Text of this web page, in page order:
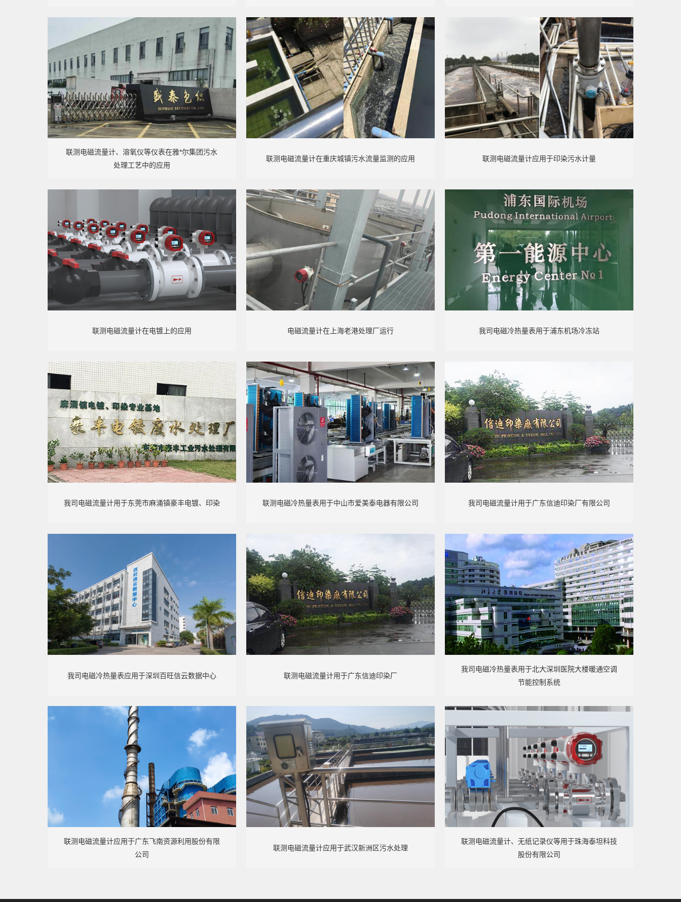
联测电磁流量计、溶氧仪等仪表在雅*尔集团污水
处理工艺中的应用
联测电磁流量计在重庆城镇污水流量监测的应用 联测电磁流量计应用于印染污水计量
联测电磁流量计在电镀上的应用 电磁流量计在上海老港处理厂运行 我司电磁冷热量表用于浦东机场冷冻站
我司电磁流量计用于东莞市麻涌镇豪丰电镀、印染 联测电磁冷热量表用于中山市爱美泰电器有限公司 我司电磁流量计用于广东信迪印染厂有限公司
我司电磁冷热量表应用于深圳百旺信云数据中心 联测电磁流量计用于广东信迪印染厂
我司电磁冷热量表用于北大深圳医院大楼暖通空调
节能控制系统
联测电磁流量计应用于广东飞南资源利用股份有限
公司
联测电磁流量计应用于武汉新洲区污水处理
联测电磁流量计、无纸记录仪等用于珠海泰坦科技
股份有限公司